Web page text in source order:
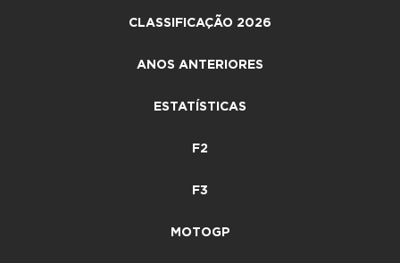
CLASSIFICAÇÃO 2026
ANOS ANTERIORES
ESTATÍSTICAS
F2
F3
MOTOGP